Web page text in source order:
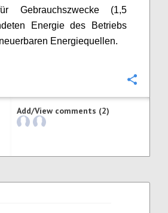
Gebrauchszwecke (1,5
Energie des Betriebs
Energiequellen.
Add/View comments (2)